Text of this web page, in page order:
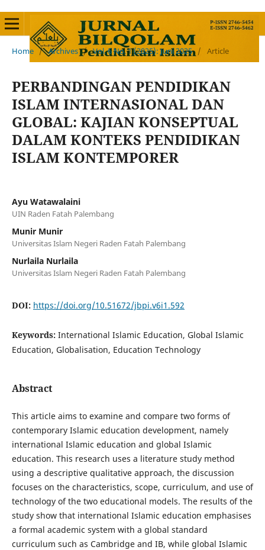
Home / Archives / Vol. 6 No. 1 (2025): Juni 2025 / Article
PERBANDINGAN PENDIDIKAN
ISLAM INTERNASIONAL DAN
GLOBAL: KAJIAN KONSEPTUAL
DALAM KONTEKS PENDIDIKAN
ISLAM KONTEMPORER
Ayu Watawalaini
UIN Raden Fatah Palembang
Munir Munir
Universitas Islam Negeri Raden Fatah Palembang
Nurlaila Nurlaila
Universitas Islam Negeri Raden Fatah Palembang
DOI: https://doi.org/10.51672/jbpi.v6i1.592
Keywords: International Islamic Education, Global Islamic
Education, Globalisation, Education Technology
Abstract
This article aims to examine and compare two forms of
contemporary Islamic education development, namely
international Islamic education and global Islamic
education. This research uses a literature study method
using a descriptive qualitative approach, the discussion
focuses on the characteristics, scope, curriculum, and use of
technology of the two educational models. The results of the
study show that international Islamic education emphasises
a formal academic system with a global standard
curriculum such as Cambridge and IB, while global Islamic